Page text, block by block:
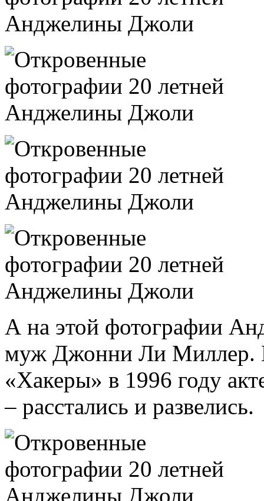
А на этой фотографии
муж Джонни Ли Миллер.
«Хакеры» в 1996 году
– расстались и развелись.